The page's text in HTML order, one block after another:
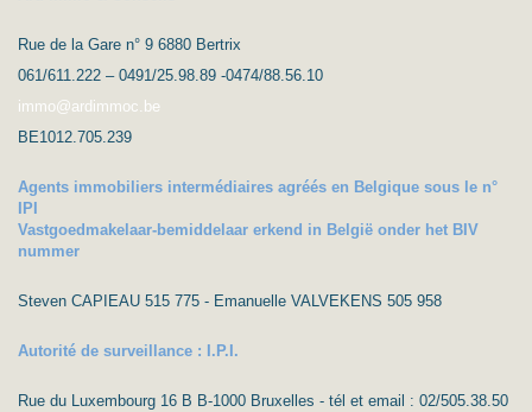
Rue de la Gare n° 9 6880 Bertrix
061/611.222 – 0491/25.98.89 -0474/88.56.10
immo@ardimmoc.be
BE1012.705.239
Agents immobiliers intermédiaires agréés en Belgique sous le n°
IPI
Vastgoedmakelaar-bemiddelaar erkend in België onder het BIV
nummer
Steven CAPIEAU 515 775 - Emanuelle VALVEKENS 505 958
Autorité de surveillance : I.P.I.
Rue du Luxembourg 16 B B-1000 Bruxelles - tél et email : 02/505.38.50